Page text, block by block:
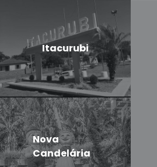
Itacurubi
Nova
Candelária